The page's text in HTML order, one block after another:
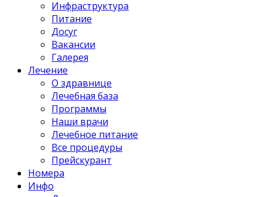
Инфраструктура
Питание
Досуг
Вакансии
Галерея
Лечение
О здравнице
Лечебная база
Программы
Наши врачи
Лечебное питание
Все процедуры
Прейскурант
Номера
Инфо